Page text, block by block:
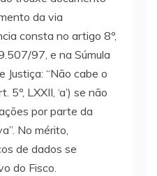
da via
consta no artigo 8º,
97, e na Súmula
‘‘Não cabe o
5º, LXXII, ‘a’) se não
por parte da
No mérito,
de dados se
do Fisco.